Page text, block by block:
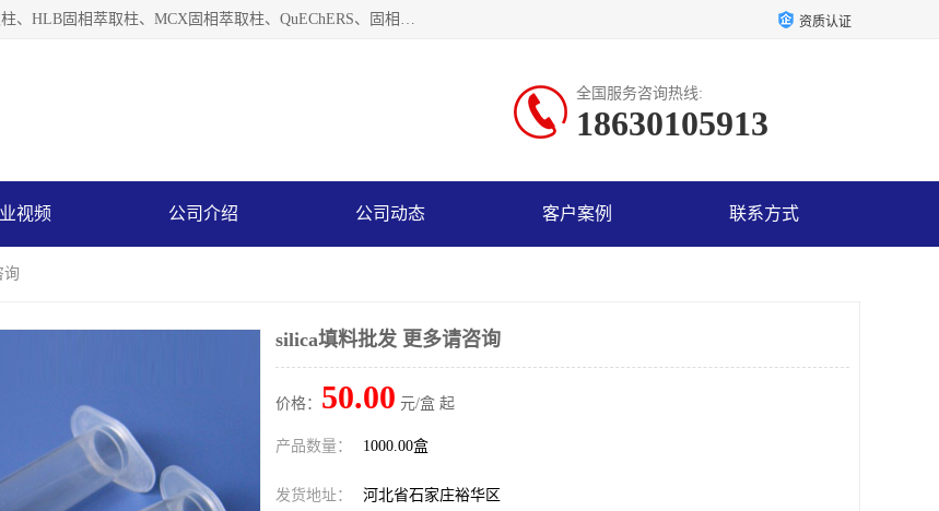
河北艺心逸意科技有限公司主营：C18固相萃取柱、Florisil固相萃取柱、HLB固相萃取柱、MCX固相萃取柱、QuEChERS、固相萃取空柱、针式过滤器 、固相萃取柱、黄曲霉毒素亲和柱。全国咨询热线：18630105913。河北艺心逸意科技有限公司接受来样定做，我们秉承着“顾客至上，锐意进取”的经营理念，坚持客户至上的原则为广大客户提供优质的服务，欢迎广大客户惠顾！免费咨询！ 资质认证
全国服务咨询热线:
18630105913
视频 公司介绍 公司动态 客户案例 联系方式
询
silica填料批发 更多请咨询
价格： 50.00 元/盒 起
产品数量： 1000.00盒
发货地址： 河北省石家庄裕华区